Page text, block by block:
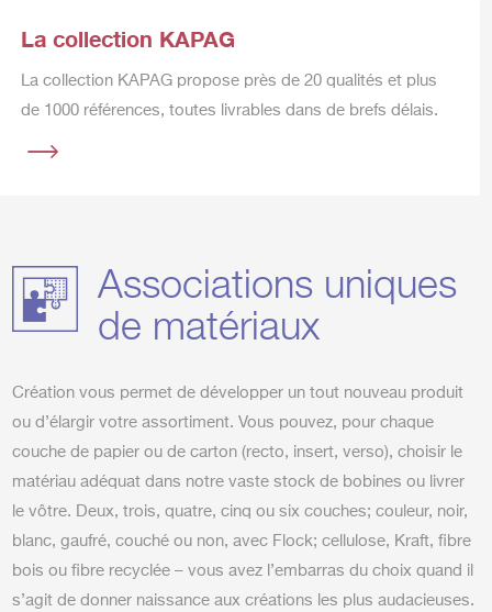
La collection KAPAG
La collection KAPAG propose près de 20 qualités et plus
de 1000 références, toutes livrables dans de brefs délais.
Associations uniques
de matériaux
Création vous permet de développer un tout nouveau produit
ou d’élargir votre assortiment. Vous pouvez, pour chaque
couche de papier ou de carton (recto, insert, verso), choisir le
matériau adéquat dans notre vaste stock de bobines ou livrer
le vôtre. Deux, trois, quatre, cinq ou six couches; couleur, noir,
blanc, gaufré, couché ou non, avec Flock; cellulose, Kraft, fibre
bois ou fibre recyclée – vous avez l’embarras du choix quand il
s’agit de donner naissance aux créations les plus audacieuses.